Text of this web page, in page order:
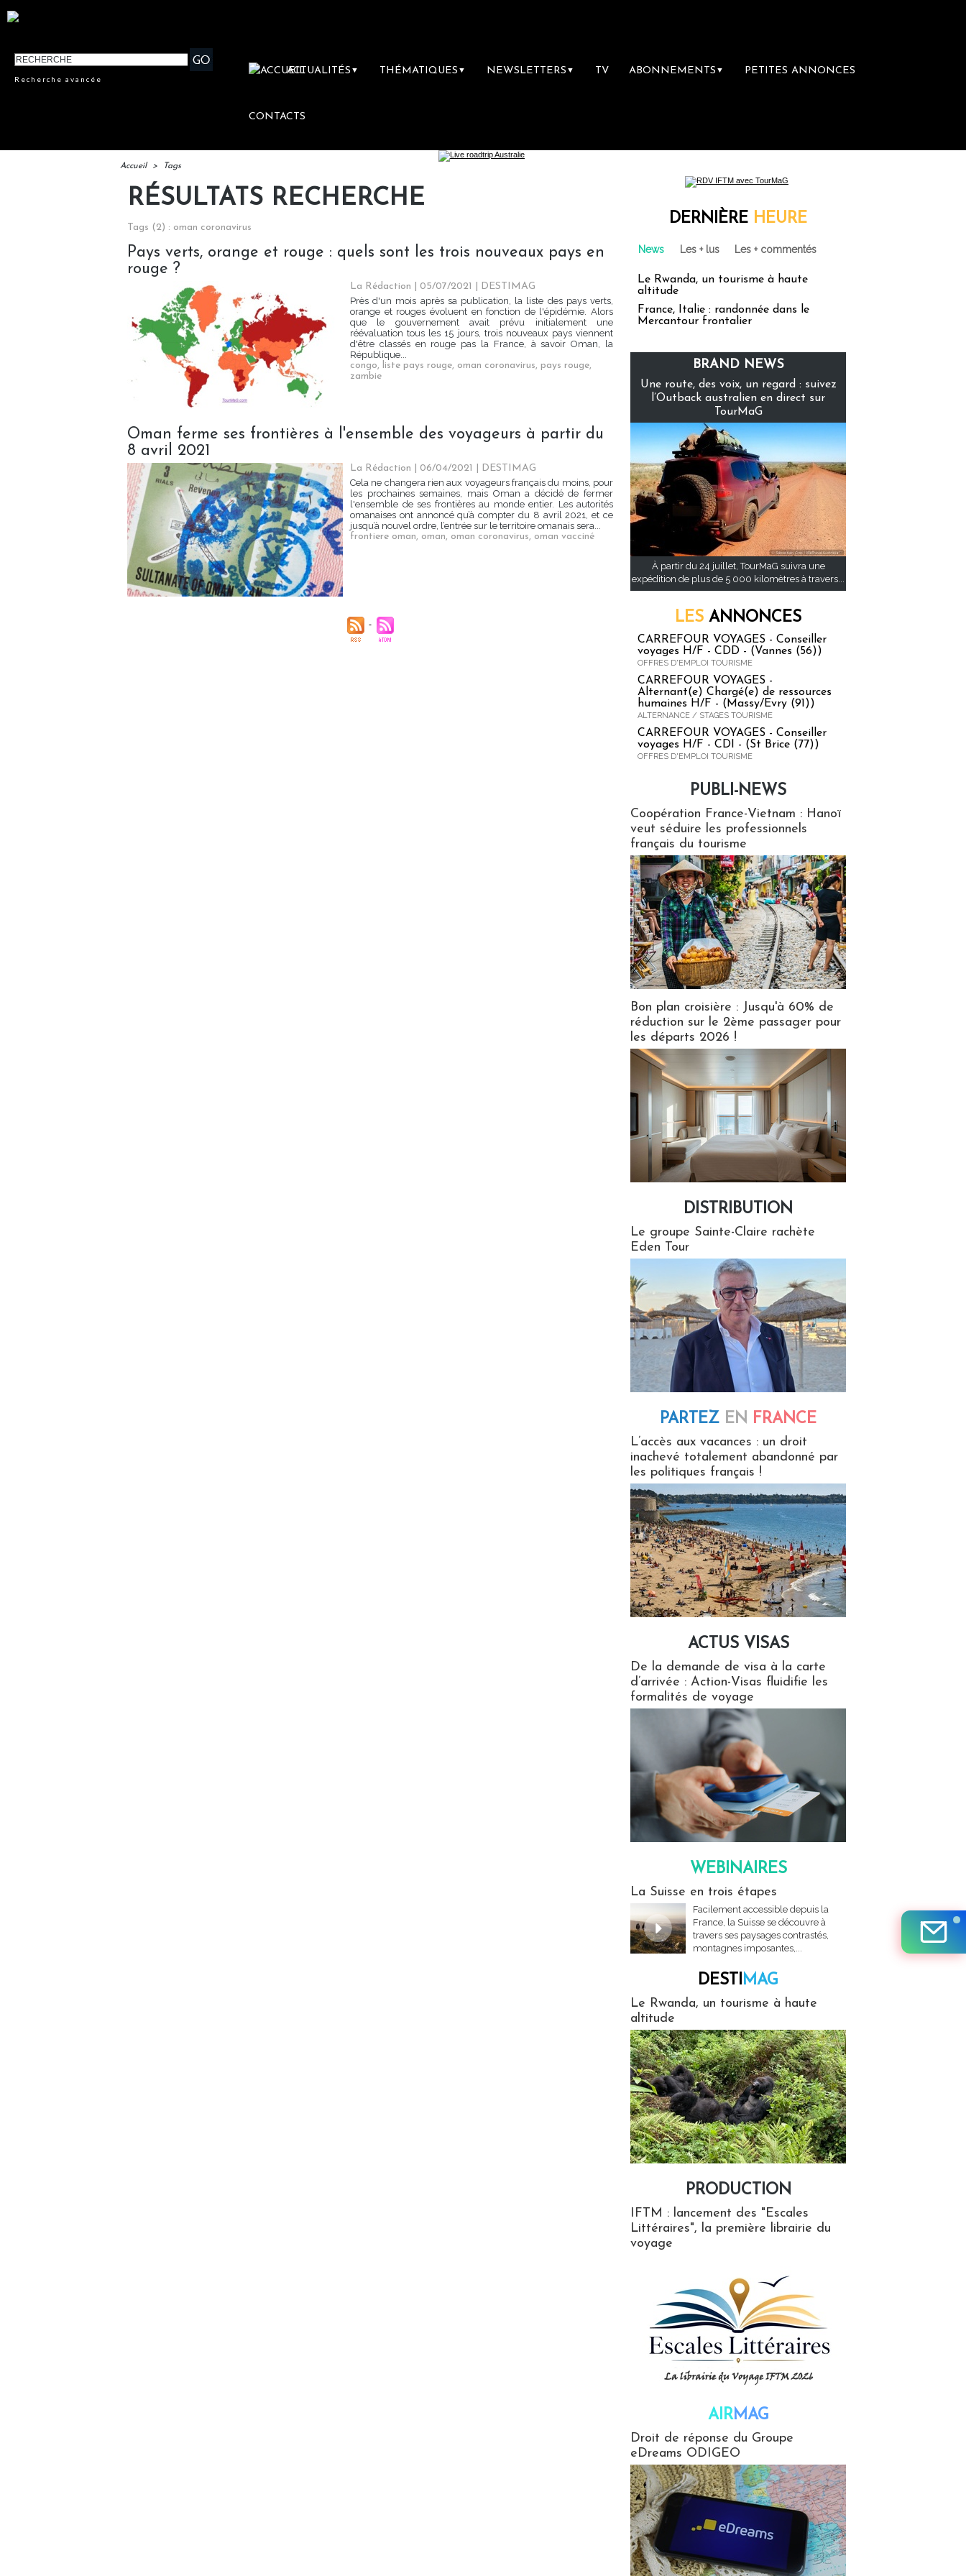
Recherche avancée
ACTUALITÉS ▼ THÉMATIQUES ▼ NEWSLETTERS ▼ TV ABONNEMENTS ▼ PETITES ANNONCES
CONTACTS
Accueil > Tags
RÉSULTATS RECHERCHE
Tags (2) : oman coronavirus
Pays verts, orange et rouge : quels sont les trois nouveaux pays en
rouge ?
La Rédaction | 05/07/2021
DESTIMAG
Près d'un mois après sa publication, la liste des pays verts,
orange et rouges évoluent en fonction de l'épidémie. Alors
que le gouvernement avait prévu initialement une
réévaluation tous les 15 jours, trois nouveaux pays viennent
d'être classés en rouge pas la France, à savoir Oman, la
République...
congo, liste pays rouge, oman coronavirus, pays rouge,
zambie
Oman ferme ses frontières à l'ensemble des voyageurs à partir du
8 avril 2021
La Rédaction | 06/04/2021
DESTIMAG
Cela ne changera rien aux voyageurs français du moins, pour
les prochaines semaines, mais Oman a décidé de fermer
l'ensemble de ses frontières au monde entier. Les autorités
omanaises ont annoncé qu’à compter du 8 avril 2021, et ce
jusqu’à nouvel ordre, l’entrée sur le territoire omanais sera...
frontiere oman, oman, oman coronavirus, oman vacciné
DERNIÈRE HEURE
News Les + lus Les + commentés
Le Rwanda, un tourisme à haute
altitude
France, Italie : randonnée dans le
Mercantour frontalier
BRAND NEWS
Une route, des voix, un regard : suivez
l’Outback australien en direct sur
TourMaG
À partir du 24 juillet, TourMaG suivra une
expédition de plus de 5 000 kilomètres à travers...
LES ANNONCES
CARREFOUR VOYAGES - Conseiller
voyages H/F - CDD - (Vannes (56))
OFFRES D'EMPLOI TOURISME
CARREFOUR VOYAGES -
Alternant(e) Chargé(e) de ressources
humaines H/F - (Massy/Evry (91))
ALTERNANCE / STAGES TOURISME
CARREFOUR VOYAGES - Conseiller
voyages H/F - CDI - (St Brice (77))
OFFRES D'EMPLOI TOURISME
PUBLI-NEWS
Coopération France-Vietnam : Hanoï
veut séduire les professionnels
français du tourisme
Bon plan croisière : Jusqu'à 60% de
réduction sur le 2ème passager pour
les départs 2026 !
DISTRIBUTION
Le groupe Sainte-Claire rachète
Eden Tour
PARTEZ EN FRANCE
L’accès aux vacances : un droit
inachevé totalement abandonné par
les politiques français !
ACTUS VISAS
De la demande de visa à la carte
d’arrivée : Action-Visas fluidifie les
formalités de voyage
WEBINAIRES
La Suisse en trois étapes
Facilement accessible depuis la
France, la Suisse se découvre à
travers ses paysages contrastés,
montagnes imposantes,...
DESTIMAG
Le Rwanda, un tourisme à haute
altitude
PRODUCTION
IFTM : lancement des "Escales
Littéraires", la première librairie du
voyage
AIRMAG
Droit de réponse du Groupe
eDreams ODIGEO